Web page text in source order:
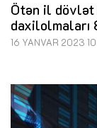
Ötən il dövlət
daxilolmaları
16 YANVAR 2023